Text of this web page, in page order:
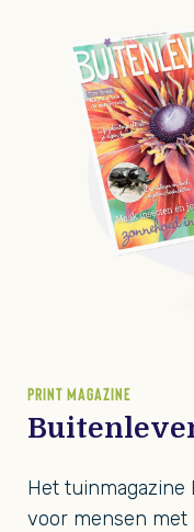
PRINT MAGAZINE
Het
voor mensen met